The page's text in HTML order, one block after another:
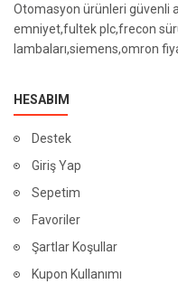
Otomasyon ürünleri güvenli
emniyet,fultek plc,frecon
lambaları,siemens,omron
HESABIM
Destek
Giriş Yap
Sepetim
Favoriler
Şartlar Koşullar
Kupon Kullanımı